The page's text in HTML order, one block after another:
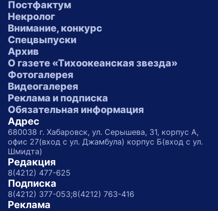
Постфактум
Некролог
Внимание, конкурс
Спецвыпуски
Архив
О газете «Тихоокеанская звезда»
Фотогалерея
Видеогалерея
Реклама и подписка
Обязательная информация
Адрес
680038 г. Хабаровск, ул. Серышева, 31, корпус А,
офис 27(вход с ул. Джамбула) корпус Б(вход с ул.
Шмидта)
Редакция
8(4212) 477-625
Подписка
8(4212) 377-053;8(4212) 763-416
Реклама